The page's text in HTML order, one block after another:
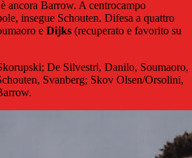
ancora Barrow. A centrocampo
insegue Schouten. Difesa a quattro
e Dijks (recuperato e favorito su
De Silvestri, Danilo, Soumaoro,
Svanberg; Skov Olsen/Orsolini,